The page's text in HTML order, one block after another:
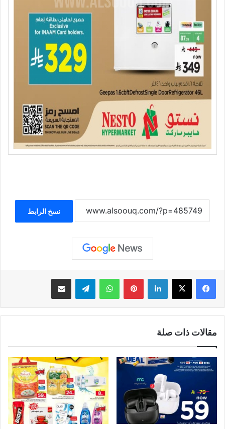
نسخ الرابط
لينكدإن بينتيريستواتساب تيلقرام مشاركة عبر البريد
مقالات ذات صلة